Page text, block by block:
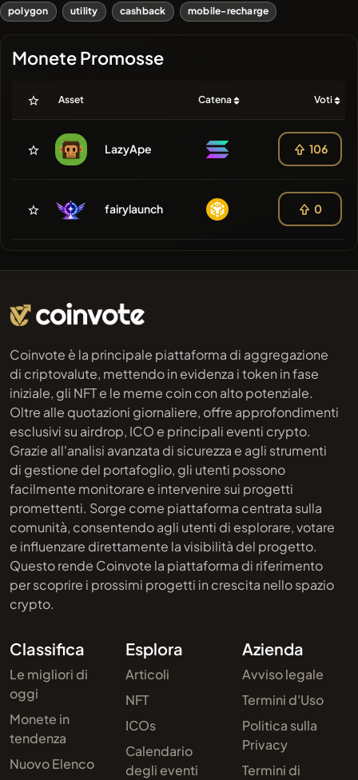
polygon utility cashback mobile-recharge
Monete Promosse
Asset Catena Voti
LazyApe 106
fairylaunch 0
Coinvote è la principale piattaforma di aggregazione
di criptovalute, mettendo in evidenza i token in fase
iniziale, gli NFT e le meme coin con alto potenziale.
Oltre alle quotazioni giornaliere, offre approfondimenti
esclusivi su airdrop, ICO e principali eventi crypto.
Grazie all'analisi avanzata di sicurezza e agli strumenti
di gestione del portafoglio, gli utenti possono
facilmente monitorare e intervenire sui progetti
promettenti. Sorge come piattaforma centrata sulla
comunità, consentendo agli utenti di esplorare, votare
e influenzare direttamente la visibilità del progetto.
Questo rende Coinvote la piattaforma di riferimento
per scoprire i prossimi progetti in crescita nello spazio
crypto.
Classifica
Le migliori di
oggi
Monete in
tendenza
Nuovo Elenco
Esplora
Articoli
NFT
ICOs
Calendario
degli eventi
Azienda
Avviso legale
Termini d'Uso
Politica sulla
Privacy
Termini di